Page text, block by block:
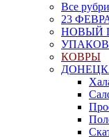
Все
23
НОВЫЙ
КОВРЫ